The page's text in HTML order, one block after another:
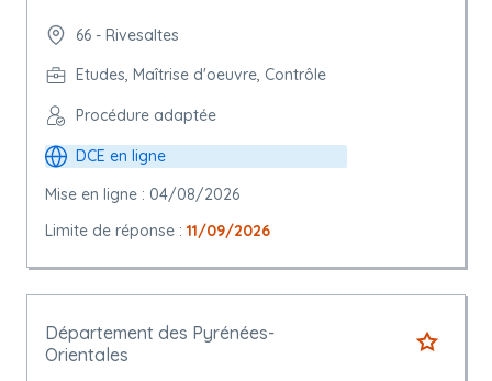
66 - Rivesaltes
Etudes, Maîtrise d'oeuvre, Contrôle
Procédure adaptée
DCE en ligne
Mise en ligne : 04/08/2026
Limite de réponse : 11/09/2026
Département des Pyrénées-
Orientales